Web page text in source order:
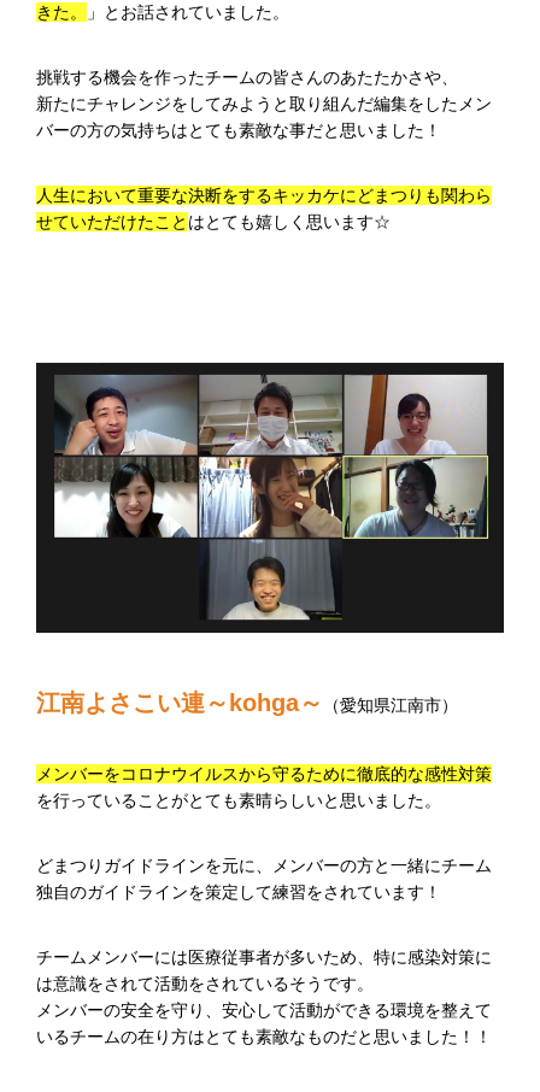
きた。
」とお話されていました。
挑戦する機会を作ったチームの皆さんのあたたかさや、
新たにチャレンジをしてみようと取り組んだ編集をしたメン
バーの方の気持ちはとても素敵な事だと思いました！
人生において重要な決断をするキッカケにどまつりも関わら
せていただけたこと はとても嬉しく思います☆
江南よさこい連～kohga～ （愛知県江南市）
メンバーをコロナウイルスから守るために徹底的な感性対策
を行っていることがとても素晴らしいと思いました。
どまつりガイドラインを元に、メンバーの方と一緒にチーム
独自のガイドラインを策定して練習をされています！
チームメンバーには医療従事者が多いため、特に感染対策に
は意識をされて活動をされているそうです。
メンバーの安全を守り、安心して活動ができる環境を整えて
いるチームの在り方はとても素敵なものだと思いました！！